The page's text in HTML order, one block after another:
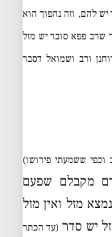
להם, וזה נהפוך הוא
שרב פפא סובר יש מזל
ורב ושמואל דסבר
ששמעתי פירושו)
מקבלם שפעם
מזל ואין מזל
יש סדר (עד הכתר